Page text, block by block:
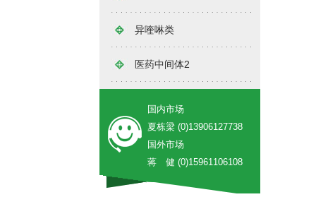
异喹啉类
医药中间体2
国内市场
夏栋梁 (0)13906127738
国外市场
蒋 健 (0)15961106108